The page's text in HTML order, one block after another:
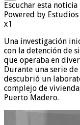
Escuchar esta noticia
Powered by
x1
Una investigación
con la detención de
que operaba en
Durante una serie
descubrió un
complejo de
Puerto Madero.